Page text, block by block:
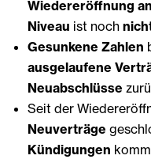
Wiedereröffnung
Niveau ist noch
Gesunkene Zahlen
ausgelaufene
Neuabschlüsse
Seit der
Neuverträge
Kündigungen